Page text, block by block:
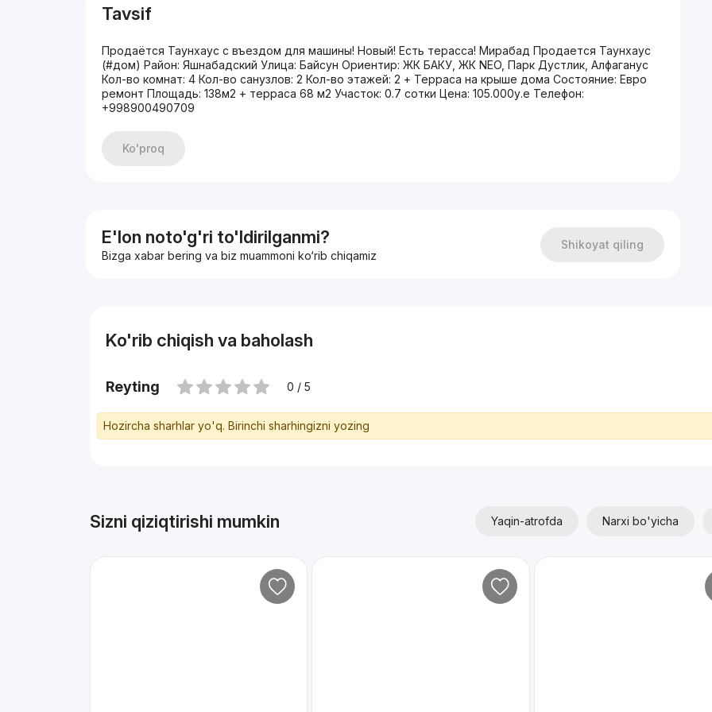
Tavsif
Продаётся Таунхаус с въездом для машины! Новый! Есть терасса! Мирабад Продается Таунхаус
(#дом) Район: Яшнабадский Улица: Байсун Ориентир: ЖК БАКУ, ЖК NEO, Парк Дустлик, Алфаганус
Кол-во комнат: 4 Кол-во санузлов: 2 Кол-во этажей: 2 + Терраса на крыше дома Состояние: Евро
ремонт Площадь: 138м2 + терраса 68 м2 Участок: 0.7 сотки Цена: 105.000у.е Телефон:
+998900490709
Ko'proq
E'lon noto'g'ri to'ldirilganmi?
Bizga xabar bering va biz muammoni ko‘rib chiqamiz
Shikoyat qiling
Ko'rib chiqish va baholash
Reyting 0 / 5
Hozircha sharhlar yo'q. Birinchi sharhingizni yozing
Sizni qiziqtirishi mumkin Yaqin-atrofda Narxi bo'yicha